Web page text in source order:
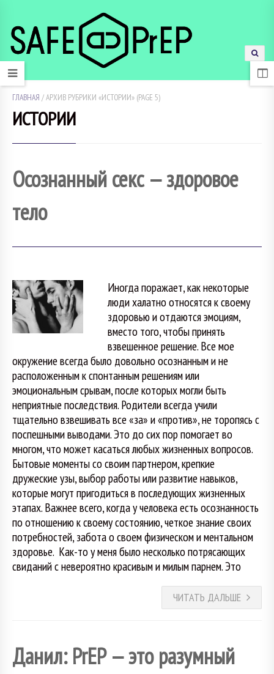
ГЛАВНАЯ /АРХИВ РУБРИКИ «ИСТОРИИ» (PAGE 5)
ИСТОРИИ
Осознанный секс — здоровое
тело
Иногда поражает, как некоторые
люди халатно относятся к своему
здоровью и отдаются эмоциям,
вместо того, чтобы принять
взвешенное решение. Все мое
окружение всегда было довольно осознанным и не
расположенным к спонтанным решениям или
эмоциональным срывам, после которых могли быть
неприятные последствия. Родители всегда учили
тщательно взвешивать все «за» и «против», не торопясь с
поспешными выводами. Это до сих пор помогает во
многом, что может касаться любых жизненных вопросов.
Бытовые моменты со своим партнером, крепкие
дружеские узы, выбор работы или развитие навыков,
которые могут пригодиться в последующих жизненных
этапах. Важнее всего, когда у человека есть осознанность
по отношению к своему состоянию, четкое знание своих
потребностей, забота о своем физическом и ментальном
здоровье. Как-то у меня было несколько потрясающих
свиданий с невероятно красивым и милым парнем. Это
ЧИТАТЬ ДАЛЬШЕ
Данил: PrEP — это разумный